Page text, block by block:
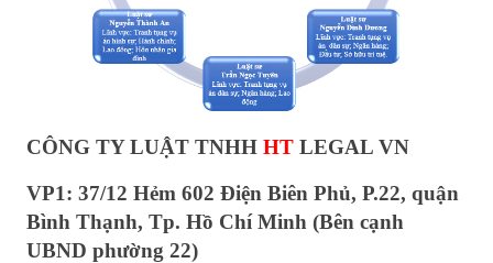
CÔNG TY LUẬT TNHH HT LEGAL VN
VP1: 37/12 Hẻm 602 Điện Biên Phủ, P.22, quận
Bình Thạnh, Tp. Hồ Chí Minh (Bên cạnh
UBND phường 22)